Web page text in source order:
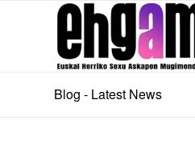
Blog - Latest News